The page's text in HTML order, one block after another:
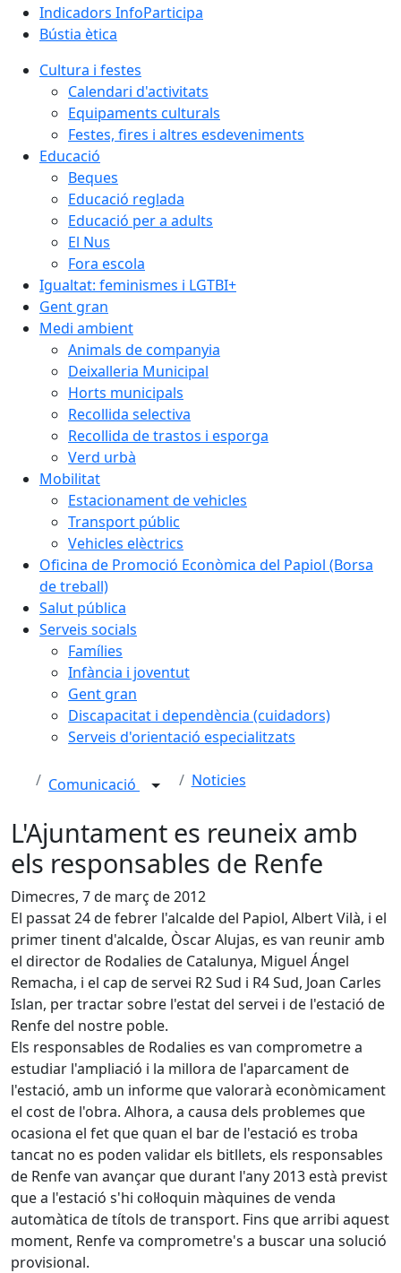
Indicadors InfoParticipa
Bústia ètica
Cultura i festes
Calendari d'activitats
Equipaments culturals
Festes, fires i altres esdeveniments
Educació
Beques
Educació reglada
Educació per a adults
El Nus
Fora escola
Igualtat: feminismes i LGTBI+
Gent gran
Medi ambient
Animals de companyia
Deixalleria Municipal
Horts municipals
Recollida selectiva
Recollida de trastos i esporga
Verd urbà
Mobilitat
Estacionament de vehicles
Transport públic
Vehicles elèctrics
Oficina de Promoció Econòmica del Papiol (Borsa
de treball)
Salut pública
Serveis socials
Famílies
Infància i joventut
Gent gran
Discapacitat i dependència (cuidadors)
Serveis d'orientació especialitzats
Comunicació Noticies
L'Ajuntament es reuneix amb
els responsables de Renfe
Dimecres, 7 de març de 2012
El passat 24 de febrer l'alcalde del Papiol, Albert Vilà, i el
primer tinent d'alcalde, Òscar Alujas, es van reunir amb
el director de Rodalies de Catalunya, Miguel Ángel
Remacha, i el cap de servei R2 Sud i R4 Sud, Joan Carles
Islan, per tractar sobre l'estat del servei i de l'estació de
Renfe del nostre poble.
Els responsables de Rodalies es van comprometre a
estudiar l'ampliació i la millora de l'aparcament de
l'estació, amb un informe que valorarà econòmicament
el cost de l'obra. Alhora, a causa dels problemes que
ocasiona el fet que quan el bar de l'estació es troba
tancat no es poden validar els bitllets, els responsables
de Renfe van avançar que durant l'any 2013 està previst
que a l'estació s'hi col·loquin màquines de venda
automàtica de títols de transport. Fins que arribi aquest
moment, Renfe va comprometre's a buscar una solució
provisional.